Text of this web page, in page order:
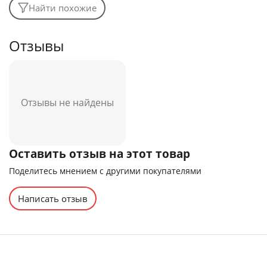
Найти похожие
Отзывы
Отзывы не найдены
Оставить отзыв на этот товар
Поделитесь мнением с другими покупателями
Написать отзыв